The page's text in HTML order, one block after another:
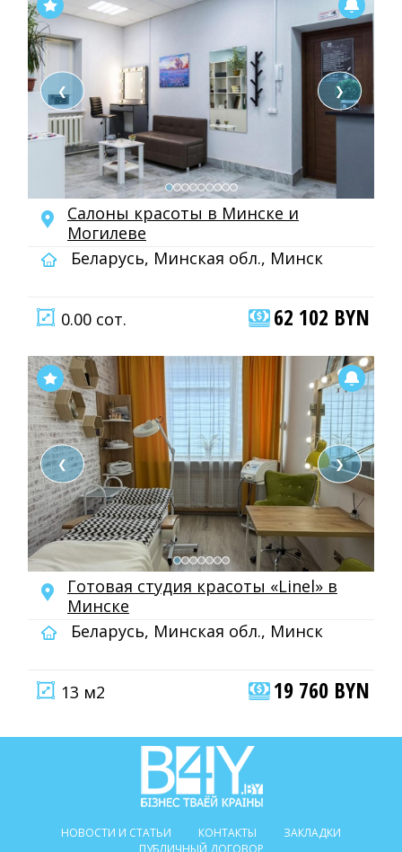
❮ ❯
Салоны красоты в Минске и
Могилеве
Беларусь, Минская обл., Минск
0.00 сот. 62 102 BYN
❮ ❯
Готовая студия красоты «Linel» в
Минске
Беларусь, Минская обл., Минск
13 м2 19 760 BYN
НОВОСТИ И СТАТЬИ КОНТАКТЫ
ЗАКЛАДКИ
ПУБЛИЧНЫЙ ДОГОВОР